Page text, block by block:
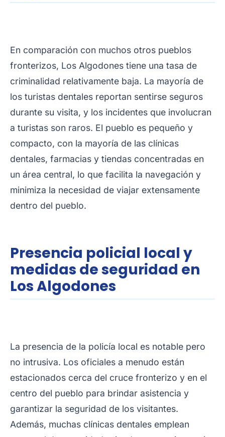
En comparación con muchos otros pueblos
fronterizos, Los Algodones tiene una tasa de
criminalidad relativamente baja. La mayoría de
los turistas dentales reportan sentirse seguros
durante su visita, y los incidentes que involucran
a turistas son raros. El pueblo es pequeño y
compacto, con la mayoría de las clínicas
dentales, farmacias y tiendas concentradas en
un área central, lo que facilita la navegación y
minimiza la necesidad de viajar extensamente
dentro del pueblo.
Presencia policial local y
medidas de seguridad en
Los Algodones
La presencia de la policía local es notable pero
no intrusiva. Los oficiales a menudo están
estacionados cerca del cruce fronterizo y en el
centro del pueblo para brindar asistencia y
garantizar la seguridad de los visitantes.
Además, muchas clínicas dentales emplean